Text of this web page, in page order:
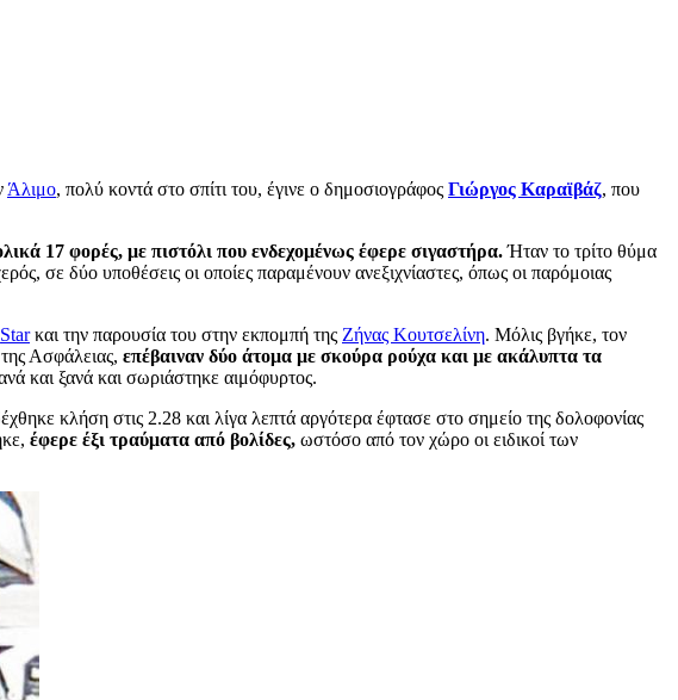
Άλιμο, πολύ κοντά στο σπίτι του, έγινε ο δημοσιογράφος Γιώργος Καραϊβάζ, που
17 φορές, με πιστόλι που ενδεχομένως έφερε σιγαστήρα.Ήταν το τρίτο θύμα
σε δύο υποθέσεις οι οποίες παραμένουν ανεξιχνίαστες, όπως οι παρόμοιας
Starκαι την παρουσία του στην εκπομπή της Ζήνας Κουτσελίνη. Μόλις βγήκε, τον
Ασφάλειας, επέβαιναν δύο άτομα με σκούρα ρούχα και με ακάλυπτα τα
και ξανά και σωριάστηκε αιμόφυρτος.
κλήση στις 2.28 και λίγα λεπτά αργότερα έφτασε στο σημείο της δολοφονίας
έφερε έξι τραύματα από βολίδες, ωστόσο από τον χώρο οι ειδικοί των